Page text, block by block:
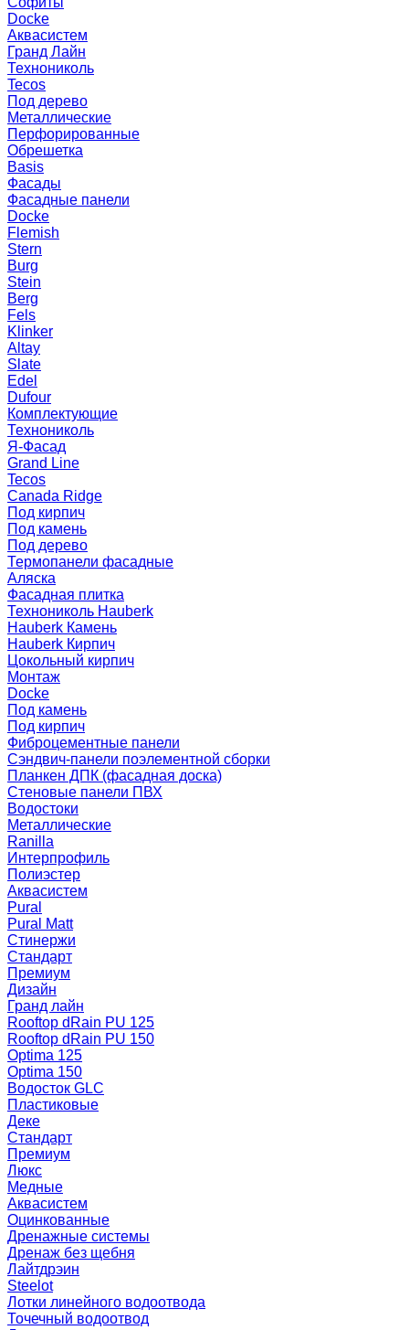
Docke
Аквасистем
Гранд Лайн
Технониколь
Tecos
Под дерево
Металлические
Перфорированные
Обрешетка
Basis
Фасады
Фасадные панели
Docke
Flemish
Stern
Burg
Stein
Berg
Fels
Klinker
Altay
Slate
Edel
Dufour
Комплектующие
Технониколь
Я-Фасад
Grand Line
Tecos
Canada Ridge
Под кирпич
Под камень
Под дерево
Термопанели фасадные
Аляска
Фасадная плитка
Технониколь Hauberk
Hauberk Камень
Hauberk Кирпич
Цокольный кирпич
Монтаж
Docke
Под камень
Под кирпич
Фиброцементные панели
Сэндвич-панели поэлементной сборки
Планкен ДПК (фасадная доска)
Стеновые панели ПВХ
Водостоки
Металлические
Ranilla
Интерпрофиль
Полиэстер
Аквасистем
Pural
Pural Matt
Стинержи
Стандарт
Премиум
Дизайн
Гранд лайн
Rooftop dRain PU 125
Rooftop dRain PU 150
Optima 125
Optima 150
Водосток GLC
Пластиковые
Деке
Стандарт
Премиум
Люкс
Медные
Аквасистем
Оцинкованные
Дренажные системы
Дренаж без щебня
Лайтдрэин
Steelot
Лотки линейного водоотвода
Точечный водоотвод